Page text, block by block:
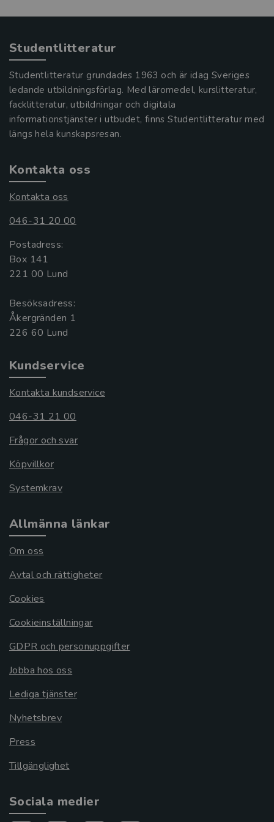
Studentlitteratur
Studentlitteratur grundades 1963 och är idag Sveriges
ledande utbildningsförlag. Med läromedel, kurslitteratur,
facklitteratur, utbildningar och digitala
informationstjänster i utbudet, finns Studentlitteratur med
längs hela kunskapsresan.
Kontakta oss
Kontakta oss
046-31 20 00
Postadress:
Box 141
221 00 Lund
Besöksadress:
Åkergränden 1
Kundservice
Kontakta kundservice
046-31 21 00
Frågor och svar
Köpvillkor
Systemkrav
Allmänna länkar
Om oss
Avtal och rättigheter
Cookies
Cookieinställningar
GDPR och personuppgifter
Jobba hos oss
Lediga tjänster
Nyhetsbrev
Press
Tillgänglighet
Sociala medier